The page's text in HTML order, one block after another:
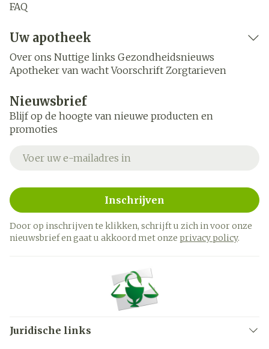
FAQ
Uw apotheek
Over ons Nuttige links Gezondheidsnieuws
Apotheker van wacht Voorschrift Zorgtarieven
Nieuwsbrief
Blijf op de hoogte van nieuwe producten en
promoties
Inschrijven
Door op inschrijven te klikken, schrijft u zich in voor onze
nieuwsbrief en gaat u akkoord met onze privacy policy.
Juridische links